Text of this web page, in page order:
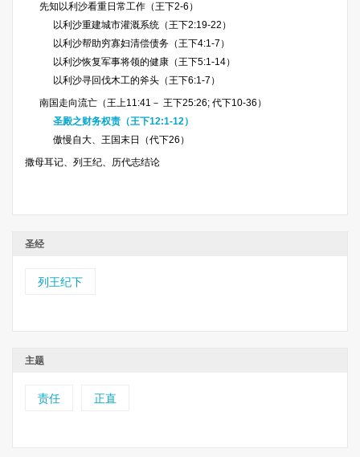
先知以利沙看重日常工作（王下2-6）
以利沙重建城市灌溉系统（王下2:19-22）
以利沙帮助穷寡妇清偿债务（王下4:1-7）
以利沙恢复军事将领的健康（王下5:1-14）
以利沙寻回伐木工的斧头（王下6:1-7）
南国走向流亡（王上11:41－ 王下25:26; 代下10-36）
圣殿之财务权责（王下12:1-12）
傲慢自大、王国末日（代下26）
撒母耳记、列王纪、历代志结论
圣经
列王纪下
主题
责任 正直